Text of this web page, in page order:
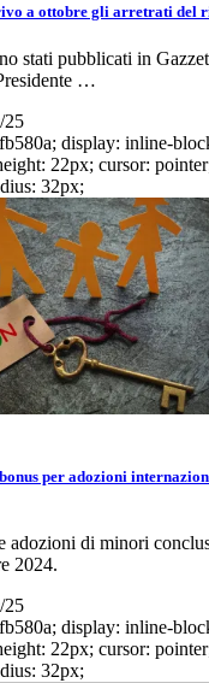
a ottobre gli arretrati del
stati pubblicati in
…
25
display: inline-
22px; cursor:
32px;
per adozioni
adozioni di minori
2024.
25
display: inline-
22px; cursor:
32px;